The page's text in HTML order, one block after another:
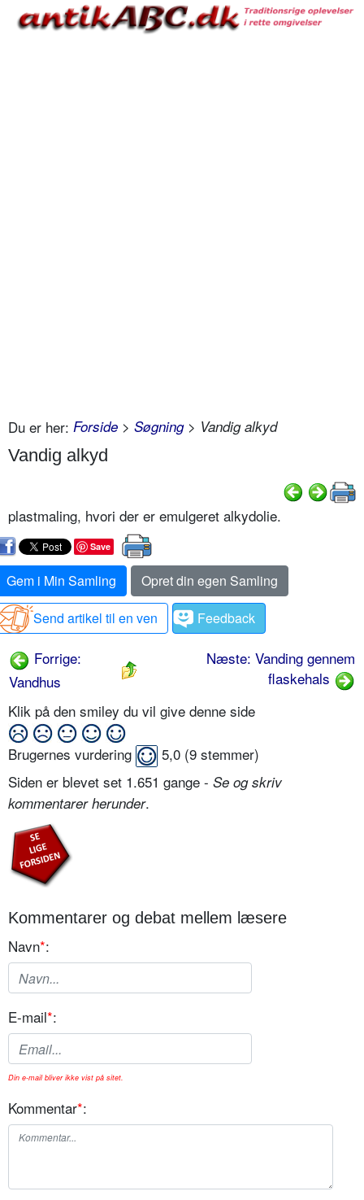
Du er her: Forside > Søgning> Vandig alkyd
Vandig alkyd
plastmaling, hvori der er emulgeret alkydolie.
Save
Gem i Min Samling
Opret din egen Samling
Send artikel til en ven
Feedback
Forrige:
Vandhus
Næste: Vanding gennem
flaskehals
Klik på den smiley du vil give denne side
Brugernes vurdering 5,0 (9 stemmer)
Siden er blevet set 1.651 gange - Se og skriv
kommentarer herunder.
Kommentarer og debat mellem læsere
Navn*:
E-mail*:
Din e-mail bliver ikke vist på sitet.
Kommentar*: